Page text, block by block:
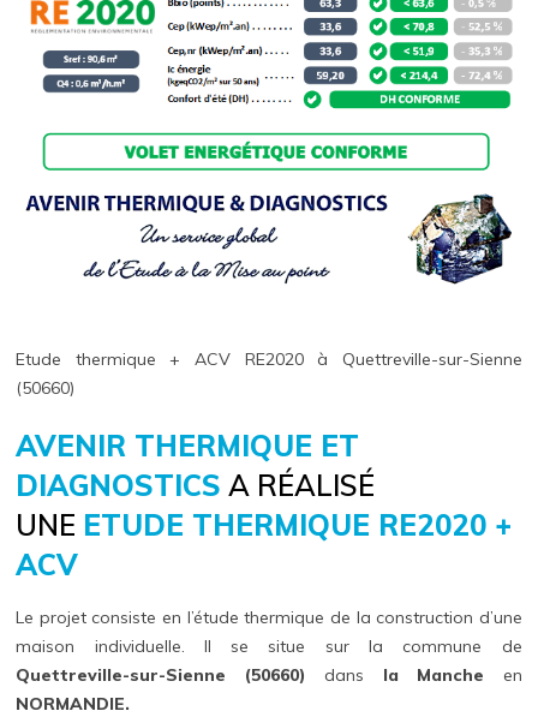
Etude thermique + ACV RE2020 à Quettreville-sur-Sienne
(50660)
AVENIR THERMIQUE ET
DIAGNOSTICS A RÉALISÉ
UNE ETUDE THERMIQUE RE2020 +
ACV
Le projet consiste en l’étude thermique de la construction d’une
maison individuelle. Il se situe sur la commune de
Quettreville-sur-Sienne (50660) dans la Manche en
NORMANDIE.